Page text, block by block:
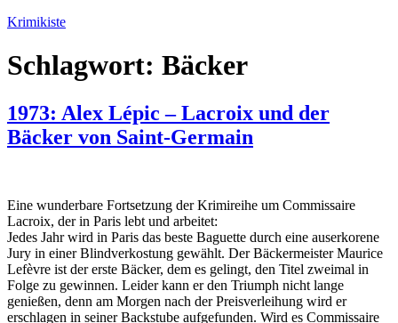
Zum
springen
Krimikiste
Schlagwort: Bäcker
1973: Alex Lépic – Lacroix und der
Bäcker von Saint-Germain
Eine wunderbare Fortsetzung der Krimireihe um Commissaire
Lacroix, der in Paris lebt und arbeitet:
Jedes Jahr wird in Paris das beste Baguette durch eine auserkorene
Jury in einer Blindverkostung gewählt. Der Bäckermeister Maurice
Lefèvre ist der erste Bäcker, dem es gelingt, den Titel zweimal in
Folge zu gewinnen. Leider kann er den Triumph nicht lange
genießen, denn am Morgen nach der Preisverleihung wird er
erschlagen in seiner Backstube aufgefunden. Wird es Commissaire